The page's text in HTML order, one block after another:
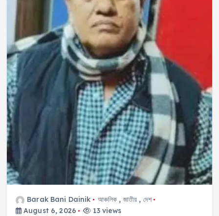
Barak Bani Dainik আঞ্চলিক , জাতীয় , দেশ
August 6, 2026
13 views